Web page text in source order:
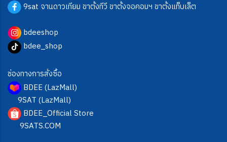
9sat จานดาวเทียม ขาตั้งทีวี ขาตั้งจอคอมฯ ขาตั้งแท็บเล็ต
bdeeshop
bdee_shop
ช่องทางการสั่งซื้อ
BDEE (LazMall)
9SAT (LazMall)
BDEE_Official Store
9SATS.COM